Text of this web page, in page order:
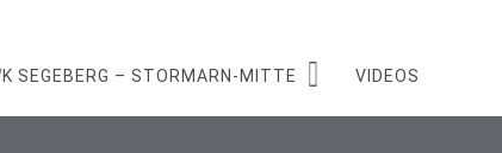
SEGEBERG – STORMARN-MITTE VIDEOS